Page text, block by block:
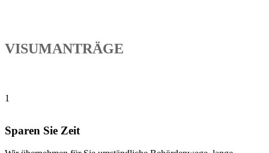
VISUMANTRÄGE
1
Sparen Sie Zeit